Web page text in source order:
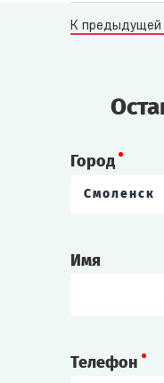
К предыдущей
Город
Смоленск
Имя
Телефон